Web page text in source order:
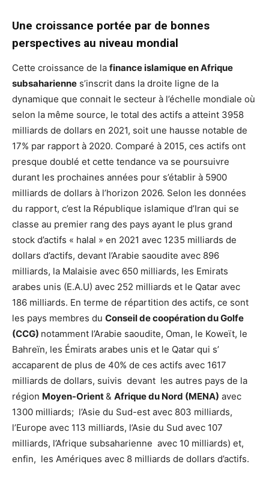
Une croissance portée par de bonnes
perspectives au niveau mondial
Cette croissance de la finance islamique en Afrique
subsaharienne s’inscrit dans la droite ligne de la
dynamique que connait le secteur à l’échelle mondiale où
selon la même source, le total des actifs a atteint 3958
milliards de dollars en 2021, soit une hausse notable de
17% par rapport à 2020. Comparé à 2015, ces actifs ont
presque doublé et cette tendance va se poursuivre
durant les prochaines années pour s’établir à 5900
milliards de dollars à l’horizon 2026. Selon les données
du rapport, c’est la République islamique d’Iran qui se
classe au premier rang des pays ayant le plus grand
stock d’actifs « halal » en 2021 avec 1235 milliards de
dollars d’actifs, devant l’Arabie saoudite avec 896
milliards, la Malaisie avec 650 milliards, les Emirats
arabes unis (E.A.U) avec 252 milliards et le Qatar avec
186 milliards. En terme de répartition des actifs, ce sont
les pays membres du Conseil de coopération du Golfe
(CCG) notamment l’Arabie saoudite, Oman, le Koweït, le
Bahreïn, les Émirats arabes unis et le Qatar qui s’
accaparent de plus de 40% de ces actifs avec 1617
milliards de dollars, suivis devant les autres pays de la
région Moyen-Orient& Afrique du Nord (MENA) avec
1300 milliards; l’Asie du Sud-est avec 803 milliards,
l’Europe avec 113 milliards, l’Asie du Sud avec 107
milliards, l’Afrique subsaharienne avec 10 milliards) et,
enfin, les Amériques avec 8 milliards de dollars d’actifs.